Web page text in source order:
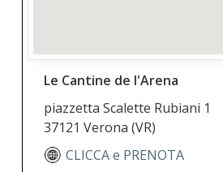
Le Cantine de l'Arena
piazzetta Scalette Rubiani 1
37121 Verona(VR)
CLICCA e PRENOTA